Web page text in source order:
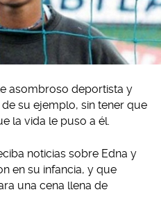
asombroso deportista y
su ejemplo, sin tener que
la vida le puso a él.
noticias sobre Edna y
en su infancia, y que
una cena llena de